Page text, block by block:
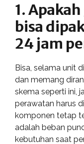
1.
bisa
24 jam
Bisa, selama unit
dan memang
skema seperti ini,
perawatan harus
komponen tetap
adalah beban
kebutuhan saat